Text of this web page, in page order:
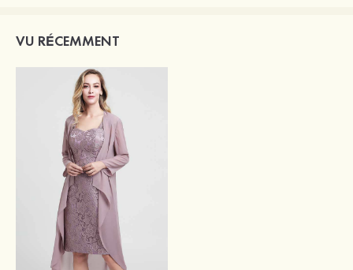
VU RÉCEMMENT